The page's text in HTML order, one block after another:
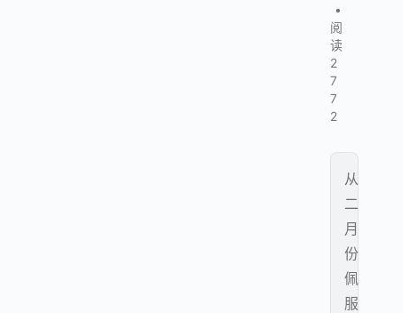
•
阅
读
2
7
7
2
从
二
月
份
佩
服